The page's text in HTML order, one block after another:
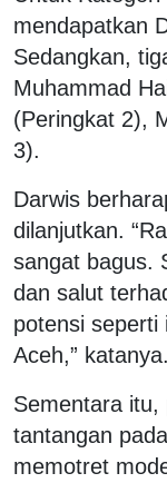
mendapatkan
Sedangkan,
Muhammad
(Peringkat 2),
3).
Darwis
dilanjutkan.
sangat bagus.
dan salut
potensi seperti
Aceh,” katanya.
Sementara itu,
tantangan
memotret